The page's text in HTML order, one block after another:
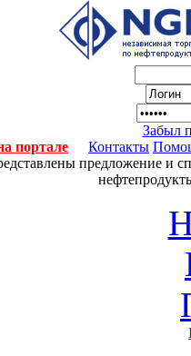
Забыл
портале
Контакты
предложение и